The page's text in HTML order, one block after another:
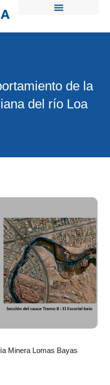
de la
del río Loa
Minera Lomas Bayas